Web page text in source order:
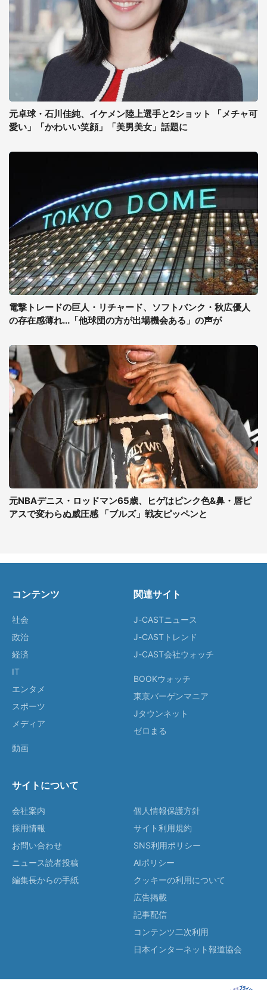
元卓球・石川佳純、イケメン陸上選手と2ショット 「メチャ可
愛い」「かわいい笑顔」「美男美女」話題に
電撃トレードの巨人・リチャード、ソフトバンク・秋広優人
の存在感薄れ...「他球団の方が出場機会ある」の声が
元NBAデニス・ロッドマン65歳、ヒゲはピンク色&鼻・唇ピ
アスで変わらぬ威圧感 「ブルズ」戦友ピッペンと
コンテンツ
社会
政治
経済
IT
エンタメ
スポーツ
メディア
動画
関連サイト
J-CASTニュース
J-CASTトレンド
J-CAST会社ウォッチ
BOOKウォッチ
東京バーゲンマニア
Jタウンネット
ゼロまる
サイトについて
会社案内
採用情報
お問い合わせ
ニュース読者投稿
編集長からの手紙
個人情報保護方針
サイト利用規約
SNS利用ポリシー
AIポリシー
クッキーの利用について
広告掲載
記事配信
コンテンツ二次利用
日本インターネット報道協会